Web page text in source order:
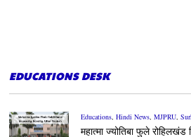
EDUCATIONS DESK
Educations, Hindi News, MJPRU,
महात्मा ज्योतिबा फुले